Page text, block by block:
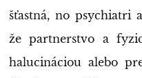
šťastná, no psychiatri
že partnerstvo a
halucináciou alebo